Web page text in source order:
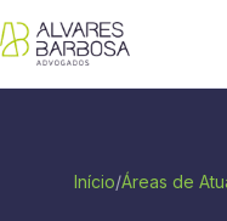
Início/Áreas de